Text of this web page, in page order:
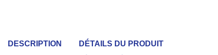
DESCRIPTION
DÉTAILS DU PRODUIT